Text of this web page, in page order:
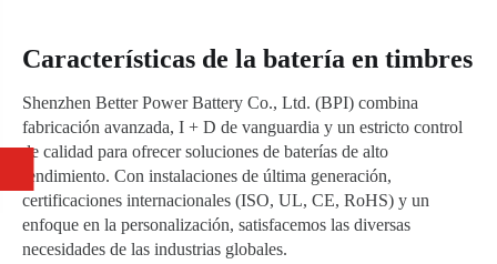
Características de la batería en timbres
Shenzhen Better Power Battery Co., Ltd. (BPI) combina
fabricación avanzada, I + D de vanguardia y un estricto control
de calidad para ofrecer soluciones de baterías de alto
rendimiento. Con instalaciones de última generación,
certificaciones internacionales (ISO, UL, CE, RoHS) y un
enfoque en la personalización, satisfacemos las diversas
necesidades de las industrias globales.